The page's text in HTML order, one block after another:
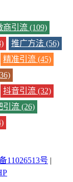
商引流 (109)
推广方法 (56)
精准引流 (45)
抖音引流 (32)
引流 (26)
11026513号 |